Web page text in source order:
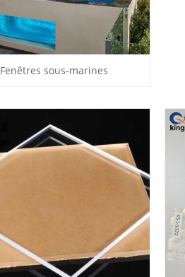
Fenêtres sous-marines